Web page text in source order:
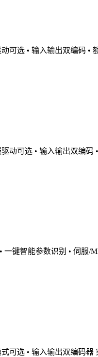
可选 • 输入输出双编码 •
动可选 • 输入输出双编码
一键智能参数识别 • 伺服/
可选 • 输入输出双编码